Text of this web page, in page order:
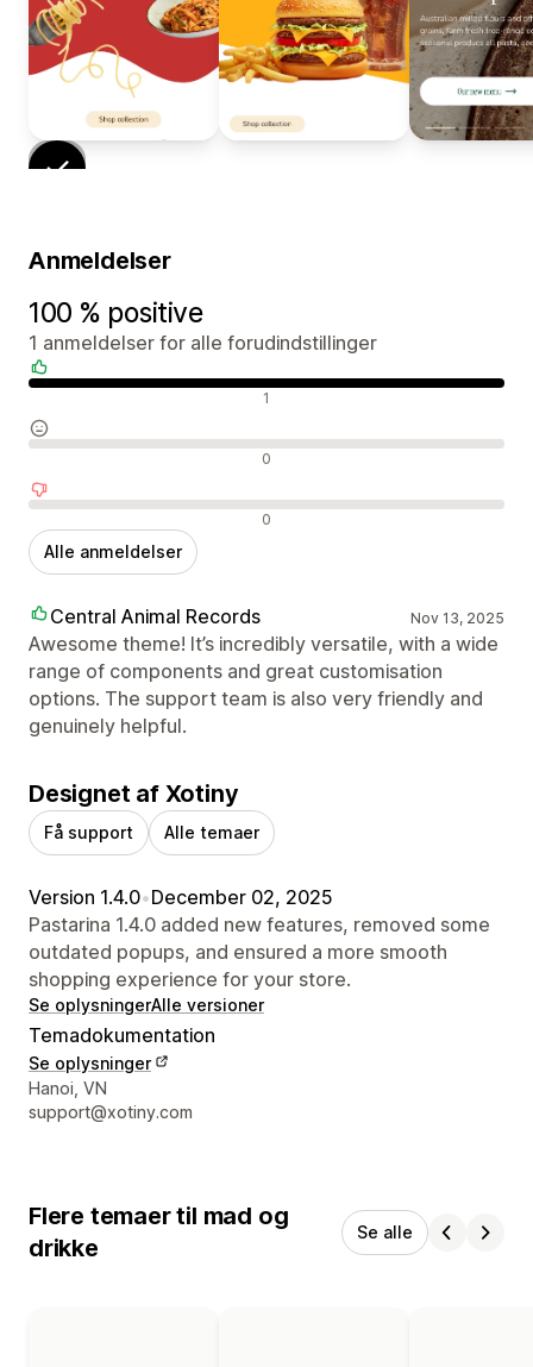
Anmeldelser
100 % positive
1 anmeldelser for alle forudindstillinger
1
0
0
Alle anmeldelser
Central Animal Records Nov 13, 2025
Awesome theme! It’s incredibly versatile, with a wide
range of components and great customisation
options. The support team is also very friendly and
genuinely helpful.
Designet af Xotiny
Få support Alle temaer
Version 1.4.0•December 02, 2025
Pastarina 1.4.0 added new features, removed some
outdated popups, and ensured a more smooth
shopping experience for your store.
Se oplysningerAlle versioner
Temadokumentation
Se oplysninger
Se kontaktoplysninger
Hanoi, VN
support@xotiny.com
Flere temaer til mad og
drikke
Se alle